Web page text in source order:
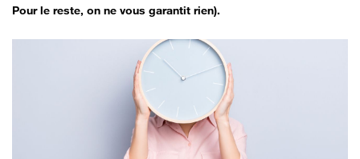
Pour le reste, on ne vous garantit rien).